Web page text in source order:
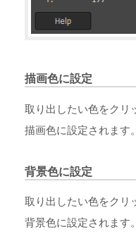
描画色に設定
取り出したい色をクリ
描画色に設定されます。
背景色に設定
取り出したい色をクリ
背景色に設定されます。